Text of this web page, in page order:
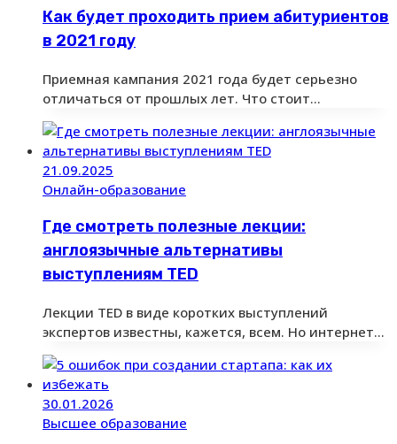
Как будет проходить прием абитуриентов
в 2021 году
Приемная кампания 2021 года будет серьезно
отличаться от прошлых лет. Что стоит…
21.09.2025
Онлайн-образование
Где смотреть полезные лекции:
англоязычные альтернативы
выступлениям TED
Лекции TED в виде коротких выступлений
экспертов известны, кажется, всем. Но интернет…
30.01.2026
Высшее образование